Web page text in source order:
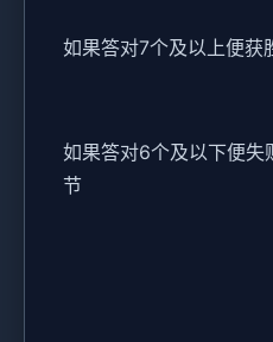
如果答对7个及以上便获
如果答对6个及以下便失
节